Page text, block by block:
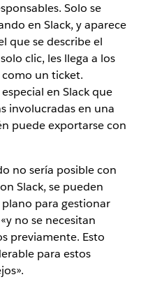
Solo se
en Slack, y aparece
que se describe el
clic, les llega a los
un ticket.
especial en Slack que
involucradas en una
puede exportarse con
no sería posible con
Slack, se pueden
para gestionar
no se necesitan
previamente. Esto
para estos